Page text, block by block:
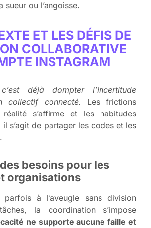
sueur ou l’angoisse.
ET LES DÉFIS DE
COLLABORATIVE
INSTAGRAM
déjà dompter l’incertitude
collectif connecté. Les frictions
réalité s’affirme et les habitudes
il s’agit de partager les codes et les
besoins pour les
organisations
parfois à l’aveugle sans division
la coordination s’impose
ne supporte aucune faille et